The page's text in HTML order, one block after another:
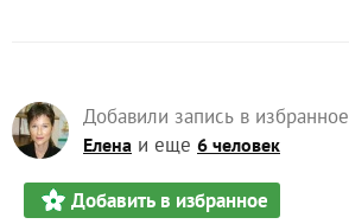
Добавили запись в избранное
Елена и еще 6 человек
Добавить в избранное